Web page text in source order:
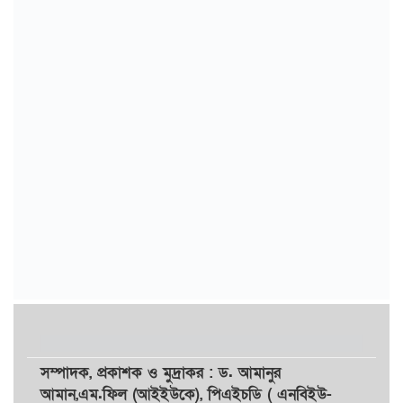
সম্পাদক, প্রকাশকওমুদ্রাকর: ড. আমানুর
আমান,এম.ফিল (আইইউকে), পিএইচডি ( এনবিইউ-